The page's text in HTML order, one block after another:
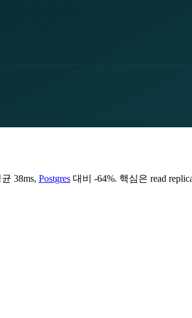
38ms, Postgres 대비 -64%. 핵심은 read